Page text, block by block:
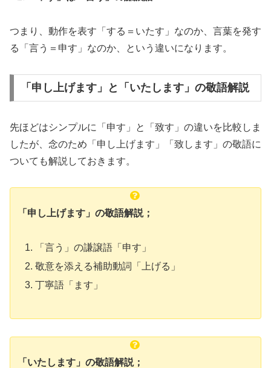
つまり、動作を表す「する＝いたす」なのか、言葉を発す
る「言う＝申す」なのか、という違いになります。
「申し上げます」と「いたします」の敬語解説
先ほどはシンプルに「申す」と「致す」の違いを比較しま
したが、念のため「申し上げます」「致します」の敬語に
ついても解説しておきます。
「申し上げます」の敬語解説；
「言う」の謙譲語「申す」
敬意を添える補助動詞「上げる」
丁寧語「ます」
「いたします」の敬語解説；